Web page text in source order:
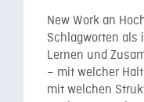
New Work an
Schlagworten als
Lernen und
– mit welcher
mit welchen